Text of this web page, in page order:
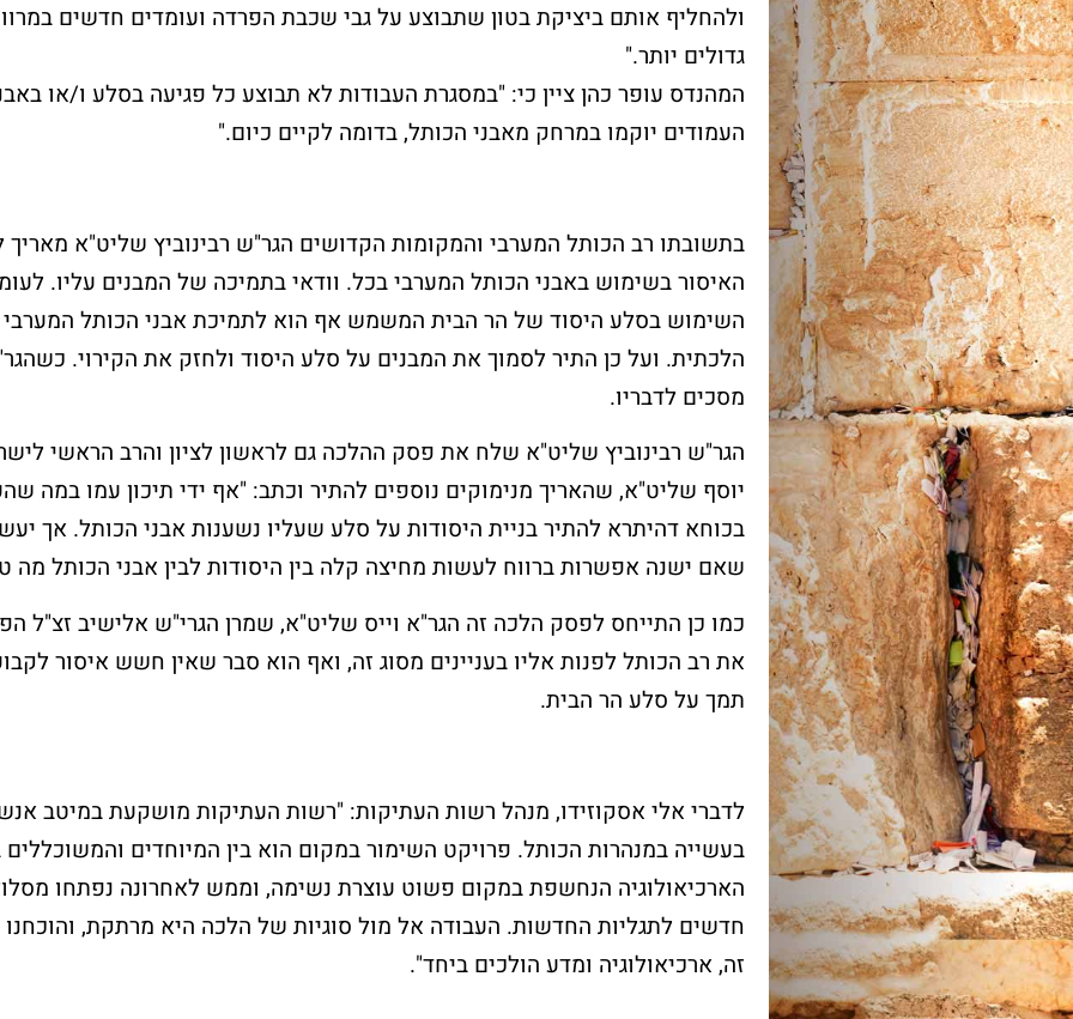
ולהחליף אותם ביציקת בטון שתבוצע על גבי שכבת הפרדה ועומדים חדשים
גדולים יותר."
המהנדס עופר כהן ציין כי: "במסגרת העבודות לא תבוצע כל פגיעה בסלע ו/או
העמודים יוקמו במרחק מאבני הכותל, בדומה לקיים כיום."
בתשובתו רב הכותל המערבי והמקומות הקדושים הגר"ש רבינוביץ שליט"א
האיסור בשימוש באבני הכותל המערבי בכל. וודאי בתמיכה של המבנים עליו.
השימוש בסלע היסוד של הר הבית המשמש אף הוא לתמיכת אבני הכותל
הלכתית. ועל כן התיר לסמוך את המבנים על סלע היסוד ולחזק את הקירוי.
מסכים לדבריו.
הגר"ש רבינוביץ שליט"א שלח את פסק ההלכה גם לראשון לציון והרב הראשי
יוסף שליט"א, שהאריך מנימוקים נוספים להתיר וכתב: "אף ידי תיכון עמו במה
בכוחא דהיתרא להתיר בניית היסודות על סלע שעליו נשענות אבני הכותל. אך
שאם ישנה אפשרות ברווח לעשות מחיצה קלה בין היסודות לבין אבני הכותל מה
כמו כן התייחס לפסק הלכה זה הגר"א וייס שליט"א, שמרן הגרי"ש אלישיב זצ"ל
את רב הכותל לפנות אליו בעניינים מסוג זה, ואף הוא סבר שאין חשש איסור
תמך על סלע הר הבית.
לדברי אלי אסקוזידו, מנהל רשות העתיקות: "רשות העתיקות מושקעת במיטב
בעשייה במנהרות הכותל. פרויקט השימור במקום הוא בין המיוחדים
הארכיאולוגיה הנחשפת במקום פשוט עוצרת נשימה, וממש לאחרונה נפתחו
חדשים לתגליות החדשות. העבודה אל מול סוגיות של הלכה היא מרתקת,
זה, ארכיאולוגיה ומדע הולכים ביחד".
אבני הכותל הגלויות מספרות את
תולדותיו של הכותל מאז
החורבן. האבנים ההרודיאניות
המקוריות נבדלות מהאחרות
במידותיהן ובאופן סיתותן
הייחודי עם שתי מערכות
שוליים.
צורת הבניה המדורגת של אבני
הכותל מלמדת אותנו שחומות
אבני הכותל
תולדותיו של